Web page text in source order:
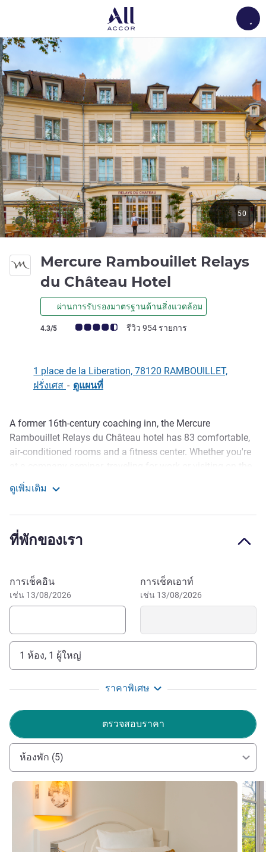
Mercure Rambouillet Relays
du Château Hotel
ผ่านการรับรองมาตรฐานด้านสิ่งแวดล้อม
คะแนนความคิดเห็นจากแขก (เรทติ้งบน ALL)
4.3/5 รีวิว 954 รายการ
50
1 place de la Liberation, 78120 RAMBOUILLET,
ฝรั่งเศส - ดูแผนที่
รายละเอียด
A former 16th-century coaching inn, the Mercure
Rambouillet Relays du Château hotel has 83 comfortable,
air-conditioned rooms and a fitness center. Whether you're
weekend, relax with a game of billiards with friends or on
the terrace at the Relays while enjoying a cocktail. Don't
Discover Rambouillet chateau and take in the pure air of its
gardens, explore the Bergerie Nationale or the Haute Vallée
Paris and Orly airport.
refurbished areas, then enjoy our rooms and suites with
views of Rambouillet chateau.
Christophe NESSE ฝ่ายบริหารโรงแรม
ดูเพิ่มเติม
ที่พักของเรา
จองโรงแรมนี้
การเช็คอิน
เช่น 13/08/2026
การเช็คเอาท์
เช่น 13/08/2026
1 ห้อง, 1 ผู้ใหญ่
ราคาพิเศษ
ตรวจสอบราคา
ห้องพัก (5)
ดูรายละเอียด ดูราย